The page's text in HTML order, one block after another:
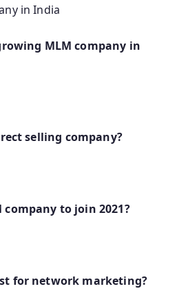
in India
MLM company in
selling company?
to join 2021?
for network marketing?